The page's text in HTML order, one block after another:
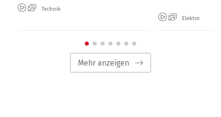
Technik
Elektro
Mehr anzeigen